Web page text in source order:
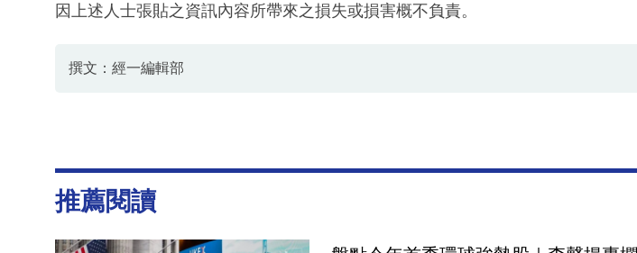
因上述人士張貼之資訊內容所帶來之損失或損害概不負責。
撰文：經一編輯部
推薦閱讀